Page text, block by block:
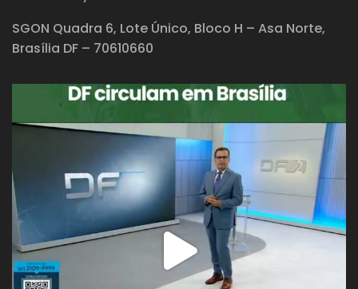
SGON Quadra 6, Lote Único, Bloco H – Asa Norte,
Brasília DF – 70610660